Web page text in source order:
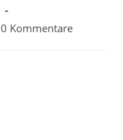
0 Kommentare